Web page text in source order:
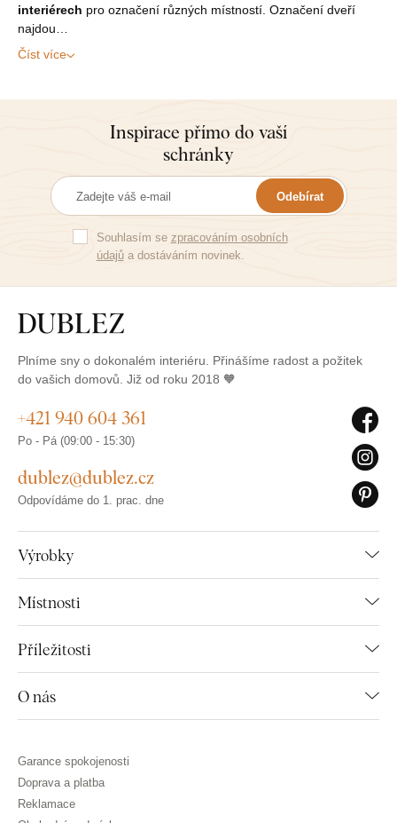
interiérech pro označení různých místností. Označení dveří
najdou…
Číst více
Inspirace přímo do vaší
schránky
Odebírat
Souhlasím se zpracováním osobních
údajůa dostáváním novinek.
Plníme sny o dokonalém interiéru. Přinášíme radost a požitek
do vašich domovů. Již od roku 2018 🧡
Výrobky
Místnosti
Příležitosti
O nás
+421 940 604 361
Po - Pá (09:00 - 15:30)
dublez@dublez.cz
Odpovídáme do 1. prac. dne
Garance spokojenosti
Doprava a platba
Reklamace